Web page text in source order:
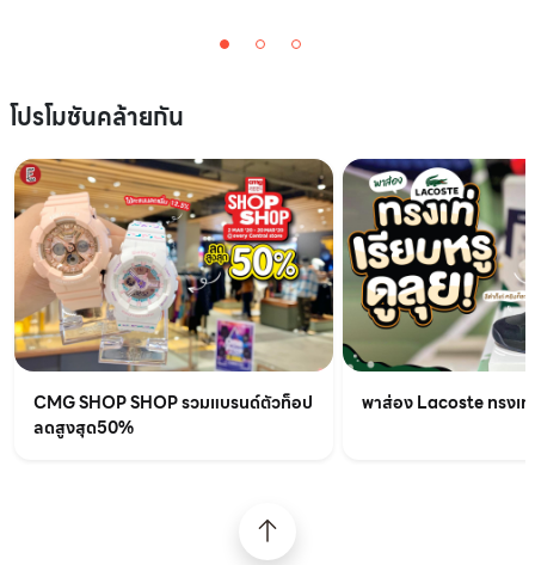
โปรโมชันคล้ายกัน
CMG SHOP SHOP รวมแบรนด์ตัวท็อป
ลดสูงสุด50%
พาส่อง Lacoste ทรงเ